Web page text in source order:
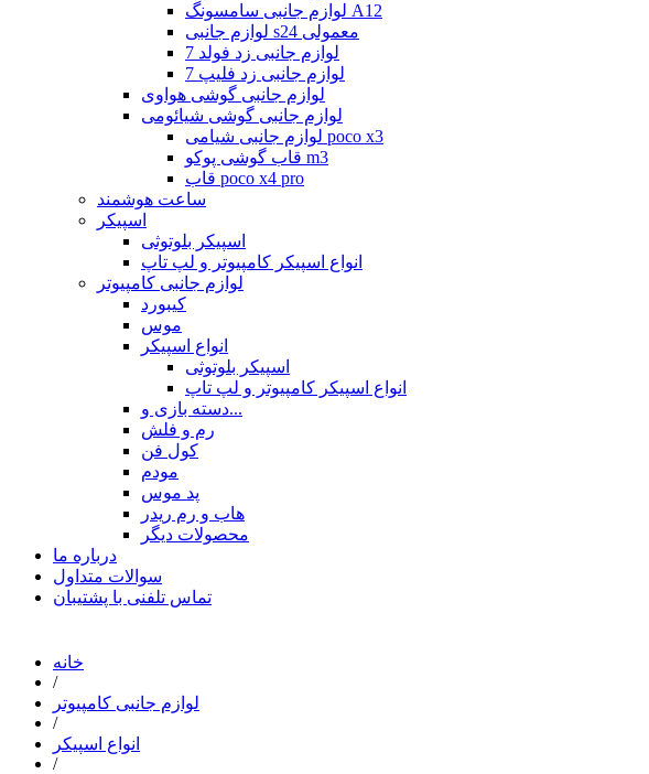
لوازم جانبی سامسونگ A12
لوازم جانبی s24 معمولی
لوازم جانبی زد فولد 7
لوازم جانبی زد فلیپ 7
لوازم جانبی گوشی هواوی
لوازم جانبی گوشی شیائومی
لوازم جانبی شیامی poco x3
قاب گوشی پوکو m3
قاب poco x4 pro
ساعت هوشمند
اسپیکر
اسپیکر بلوتوثی
انواع اسپیکر کامپیوتر و لپ تاپ
لوازم جانبی کامپیوتر
کیبورد
موس
انواع اسپیکر
اسپیکر بلوتوثی
انواع اسپیکر کامپیوتر و لپ تاپ
دسته بازی و...
رم و فلش
کول فن
مودم
پد موس
هاب و رم ریدر
محصولات دیگر
درباره ما
سوالات متداول
تماس تلفنی با پشتیبان
خانه
/
لوازم جانبی کامپیوتر
/
انواع اسپیکر
/